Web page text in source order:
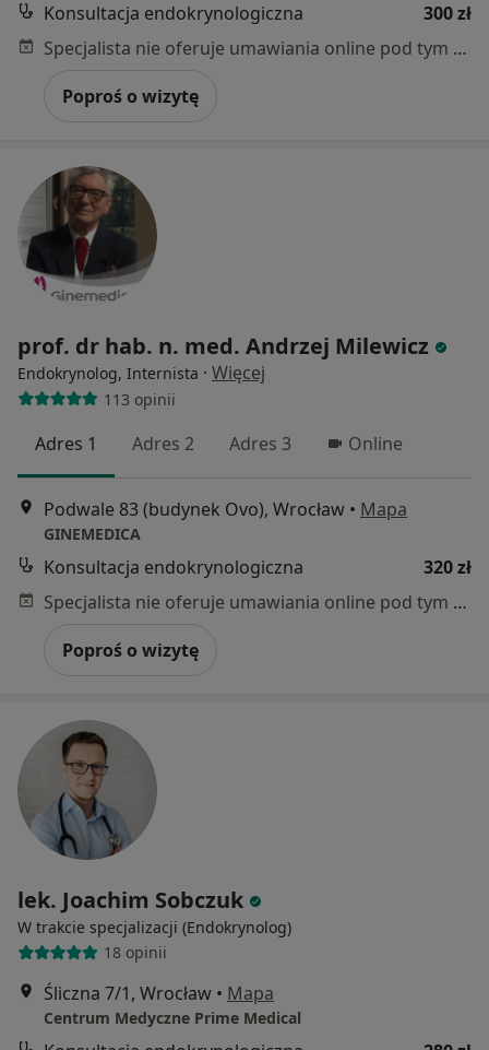
Konsultacja endokrynologiczna
300 zł
Specjalista nie oferuje umawiania online pod tym adresem.
Poproś o wizytę
prof. dr hab. n. med. Andrzej Milewicz
Endokrynolog, Internista · Więcej
113 opinii
Adres 1 Adres 2 Adres 3 Online
Podwale 83 (budynek Ovo), Wrocław • Mapa
GINEMEDICA
Konsultacja endokrynologiczna
320 zł
Specjalista nie oferuje umawiania online pod tym adresem.
Poproś o wizytę
lek. Joachim Sobczuk
W trakcie specjalizacji (Endokrynolog)
18 opinii
Śliczna 7/1, Wrocław • Mapa
Centrum Medyczne Prime Medical